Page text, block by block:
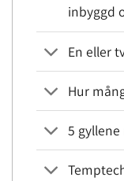
inbyggd
En eller
Hur
5